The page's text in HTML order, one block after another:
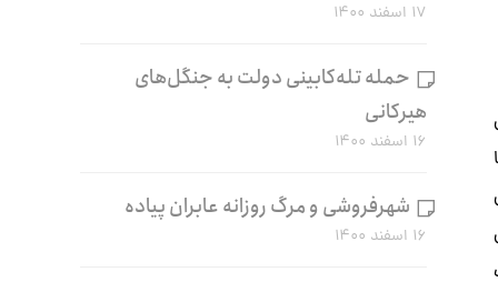
۱۷ اسفند ۱۴۰۰
حمله تله‌کابینی دولت به جنگل‌های
هیرکانی
۱۶ اسفند ۱۴۰۰
شهرفروشی و مرگ روزانه عابران پیاده
۱۶ اسفند ۱۴۰۰